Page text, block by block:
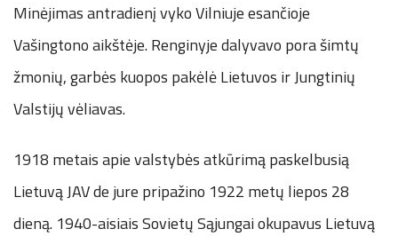
Minėjimas antradienį vyko Vilniuje esančioje
Vašingtono aikštėje. Renginyje dalyvavo pora šimtų
žmonių, garbės kuopos pakėlė Lietuvos ir Jungtinių
Valstijų vėliavas.
1918 metais apie valstybės atkūrimą paskelbusią
Lietuvą JAV de jure pripažino 1922 metų liepos 28
dieną. 1940-aisiais Sovietų Sąjungai okupavus Lietuvą